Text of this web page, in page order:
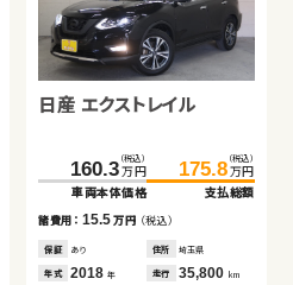
日産 エクストレイル
160.3 （税込）
万円
車両本体価格
175.8 （税込）
万円
支払総額
諸費用： 15.5万円 （税込）
保証 あり 住所 埼玉県
年式 2018年 走行 35,800 km
ダイハツ ムーヴ
174.5 （税込）
万円
車両本体価格
182.9 （税込）
万円
支払総額
諸費用： 8.4万円（税込）
保証 あり 住所 岩手県
年式 2025年 走行 100km
ホンダ フィット ハイブリ
158.0 （税込）
万円
車両本体価格
171.0 （税込）
万円
支払総額
諸費用： 13.0万円 （税込）
保証 あり 住所 山梨県
年式 2020年 走行 45,600 km